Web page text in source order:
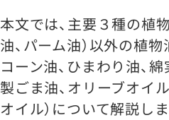
本文では、主要３種の植
油、パーム油）以外の植物
コーン油、ひまわり油、
製ごま油、オリーブオイ
オイル）について解説しま